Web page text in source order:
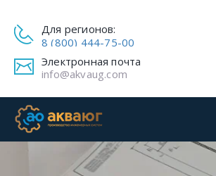
Для регионов:
8 (800) 444-75-00
Электронная почта
info@akvaug.com